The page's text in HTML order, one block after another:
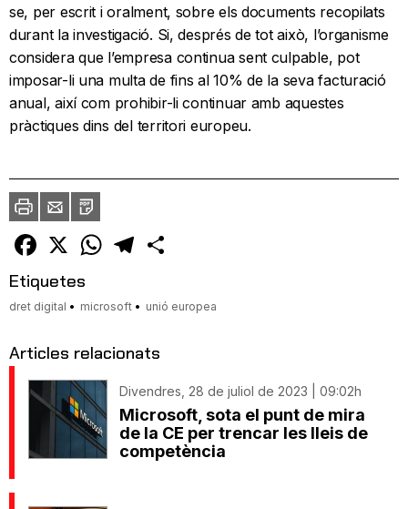
se, per escrit i oralment, sobre els documents recopilats
durant la investigació. Si, després de tot això, l’organisme
considera que l’empresa continua sent culpable, pot
imposar-li una multa de fins al 10% de la seva facturació
anual, així com prohibir-li continuar amb aquestes
pràctiques dins del territori europeu.
ImprimirEnvia
un
amic
PDF
Facebook
X WhatsAppTelegram
Etiquetes
dret digital microsoft unió europea
Articles relacionats
Divendres, 28 de juliol de 2023 | 09:02h
Microsoft, sota el punt de mira
de la CE per trencar les lleis de
competència